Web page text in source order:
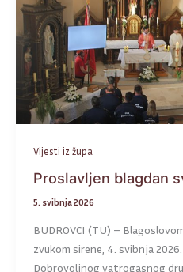
Vijesti iz župa
Proslavljen blagdan
5. svibnja 2026
BUDROVCI (TU) –
zvukom sirene, 4. svibnja
Dobrovoljnog vatrogasnog